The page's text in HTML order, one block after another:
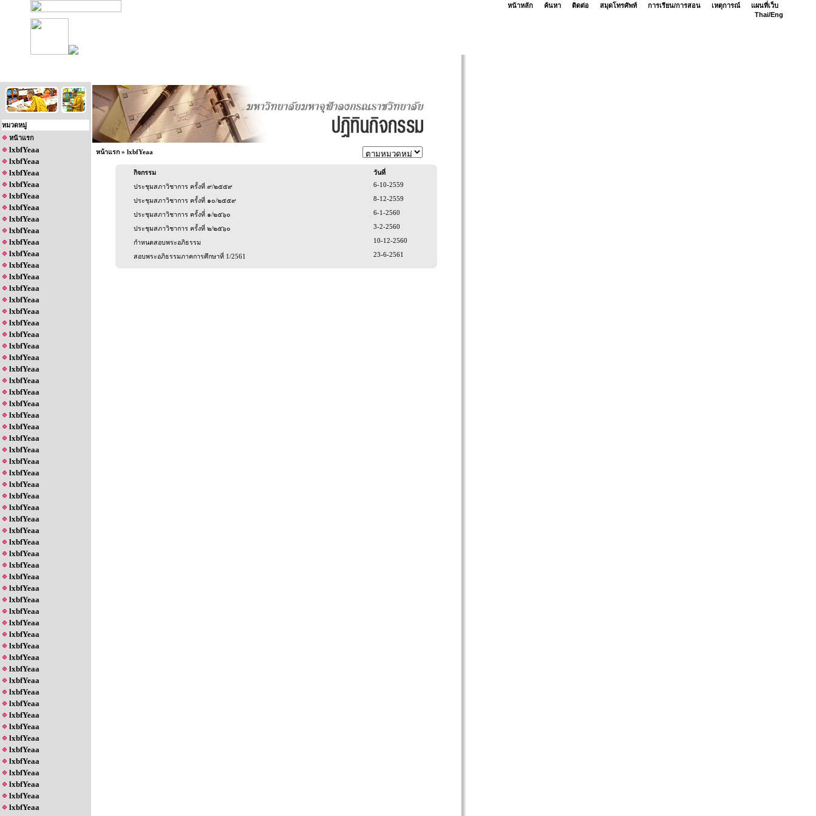
หน้าหลัก ค้นหา ติดต่อ สมุดโทรศัพท์ การเรียน/การสอน เหตุการณ์
แผนที่เว็บ
Thai/Eng
หมวดหมู่
หน้าแรก
lxbfYeaa
lxbfYeaa
lxbfYeaa
lxbfYeaa
lxbfYeaa
lxbfYeaa
lxbfYeaa
lxbfYeaa
lxbfYeaa
lxbfYeaa
lxbfYeaa
lxbfYeaa
lxbfYeaa
lxbfYeaa
lxbfYeaa
lxbfYeaa
lxbfYeaa
lxbfYeaa
lxbfYeaa
lxbfYeaa
lxbfYeaa
lxbfYeaa
lxbfYeaa
lxbfYeaa
lxbfYeaa
lxbfYeaa
lxbfYeaa
lxbfYeaa
lxbfYeaa
lxbfYeaa
lxbfYeaa
lxbfYeaa
lxbfYeaa
lxbfYeaa
lxbfYeaa
lxbfYeaa
lxbfYeaa
lxbfYeaa
lxbfYeaa
lxbfYeaa
lxbfYeaa
lxbfYeaa
lxbfYeaa
lxbfYeaa
lxbfYeaa
lxbfYeaa
lxbfYeaa
lxbfYeaa
lxbfYeaa
lxbfYeaa
lxbfYeaa
lxbfYeaa
lxbfYeaa
lxbfYeaa
lxbfYeaa
lxbfYeaa
lxbfYeaa
lxbfYeaa
หน้าแรก» lxbfYeaa
กิจกรรม วันที่
ประชุมสภาวิชาการ ครั้งที่ ๙/๒๕๕๙ 6-10-2559
ประชุมสภาวิชาการ ครั้งที่ ๑๐/๒๕๕๙ 8-12-2559
ประชุมสภาวิชาการ ครั้งที่่ ๑/๒๕๖๐ 6-1-2560
ประชุมสภาวิชาการ ครั้งที่ ๒/๒๕๖๐ 3-2-2560
กำหนดสอบพระอภิธรรม 10-12-2560
สอบพระอภิธรรมภาคการศึกษาที่ 1/2561 23-6-2561